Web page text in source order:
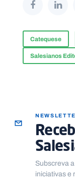
Catequese
Salesianos
Subscreva
iniciativas e